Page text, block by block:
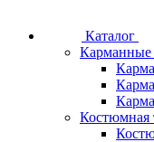
Каталог
Карманные
Костюмная